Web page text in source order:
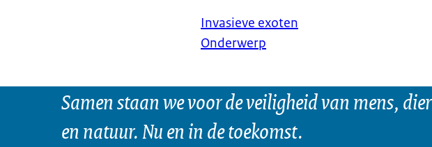
Invasieve exoten
Onderwerp
Samen staan we voor de veiligheid van mens, dier
en natuur. Nu en in de toekomst.